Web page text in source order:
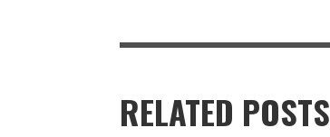
RELATED POSTS